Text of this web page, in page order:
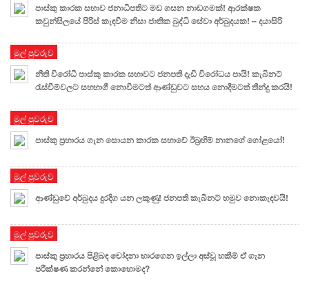
පාස්කු කාරක සභාව ජනාධිපතිට මඩ ගසන නාඩගමක්! ආරක්ෂක
කවුන්සිලයේ පිරිස් කැඳවීම නිසා ජාතික බුද්ධි සේවා අර්බුදයක! – දයාසිරි
මුල් පුවරුව
නීති විරෝධී පාස්කු කාරක සභාවට ජනපති දැඩි විරෝධය පායි! කැබිනට්
රැස්වීම්වලට සහභාගී නොවීමටත් ආණ්ඩුවට සහය නොදීමටත් තීන්දු කරයි!
මුල් පුවරුව
පාස්කු ප්‍රහාරය ගැන සොයන කාරක සභාවේ ඊබ්‍රහිම් නානගේ ගෝළයෝ!
මුල් පුවරුව
ආණ්ඩුවේ අර්බුදය දුරදිග යන ලකුණු! ජනපති කැබිනට් හමුව නොකැඳවයි!
මුල් පුවරුව
පාස්කු ප්‍රහාරය පිළිබඳ චෝදනා භාරගෙන ඉල්ලා අස්වූ හකීම් ඒ ගැන
පරීක්ෂණ කරන්නේ කොහොමද?